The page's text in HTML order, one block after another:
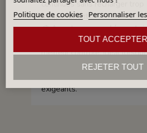
continues sans recharger trop
fréquemment.
🎨Avantage
longueur courte des poils
meilleur contrôle, idéal lorsque
travaille très près de la pièce
exigeants.
Politique de cookies Personnaliser
REJETER TOUT
TOUT ACCEPTER